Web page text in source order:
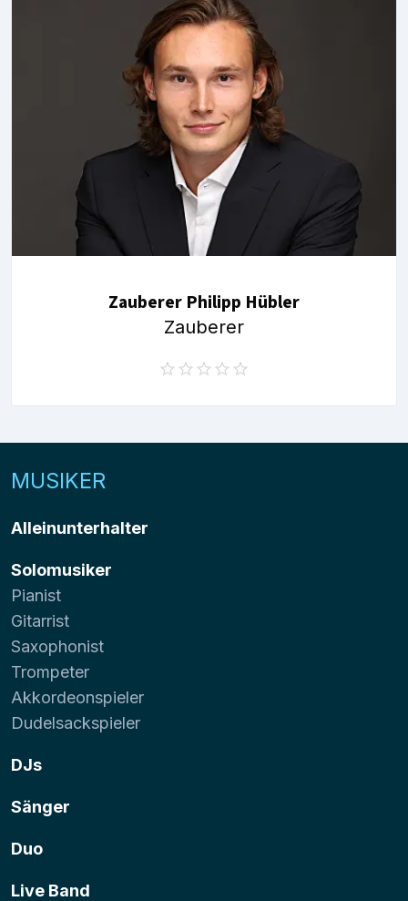
Zauberer Philipp Hübler
Zauberer
MUSIKER
Alleinunterhalter
Solomusiker
Pianist
Gitarrist
Saxophonist
Trompeter
Akkordeonspieler
Dudelsackspieler
DJs
Sänger
Duo
Live Band